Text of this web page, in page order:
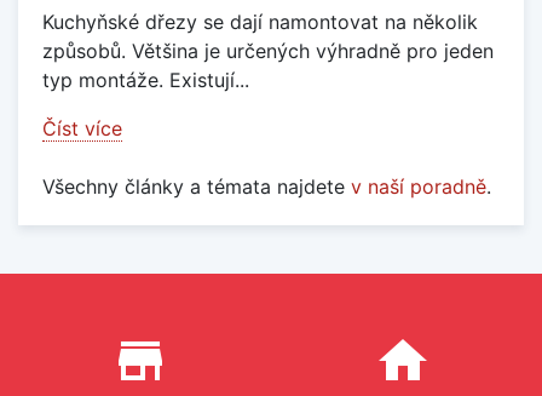
Kuchyňské dřezy se dají namontovat na několik
způsobů. Většina je určených výhradně pro jeden
typ montáže. Existují...
Číst více
Všechny články a témata najdete v naší poradně.
Proč nakupovat u nás?
store_mall_directory home